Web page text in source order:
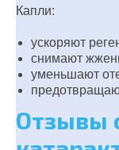
Капли:
ускоряют
снимают
уменьшают
Отзывы